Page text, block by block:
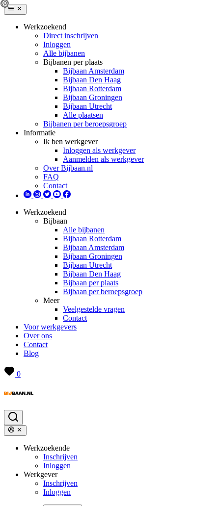
Werkzoekend
Direct inschrijven
Inloggen
Alle bijbanen
Bijbanen per plaats
Bijbaan Amsterdam
Bijbaan Den Haag
Bijbaan Rotterdam
Bijbaan Groningen
Bijbaan Utrecht
Alle plaatsen
Bijbanen per beroepsgroep
Informatie
Ik ben werkgever
Inloggen als werkgever
Aanmelden als werkgever
Over Bijbaan.nl
FAQ
Contact
Werkzoekend
Bijbaan
Alle bijbanen
Bijbaan Rotterdam
Bijbaan Amsterdam
Bijbaan Groningen
Bijbaan Utrecht
Bijbaan Den Haag
Bijbaan per plaats
Bijbaan per beroepsgroep
Meer
Veelgestelde vragen
Contact
Voor werkgevers
Over ons
Contact
Blog
0
Werkzoekende
Inschrijven
Inloggen
Werkgever
Inschrijven
Inloggen